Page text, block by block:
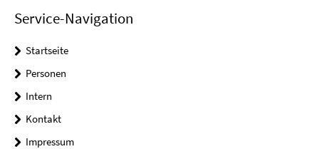
Service-Navigation
Startseite
Personen
Intern
Kontakt
Impressum